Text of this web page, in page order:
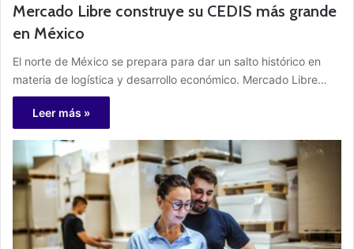
Mercado Libre construye su CEDIS más grande
en México
El norte de México se prepara para dar un salto histórico en
materia de logística y desarrollo económico. Mercado Libre…
Leer más »